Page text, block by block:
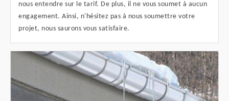
nous entendre sur le tarif. De plus, il ne vous soumet à aucun
engagement. Ainsi, n'hésitez pas à nous soumettre votre
projet, nous saurons vous satisfaire.